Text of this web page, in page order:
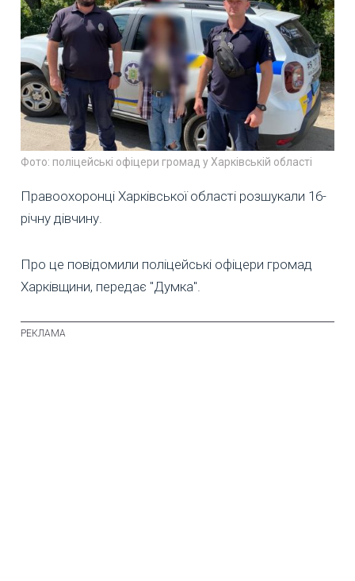
Фото: поліцейські офіцери громад у Харківській області
Правоохоронці Харківської області розшукали 16-
річну дівчину.
Про це повідомили поліцейські офіцери громад
Харківщини, передає "Думка".